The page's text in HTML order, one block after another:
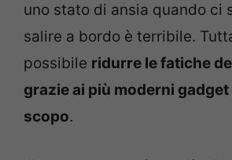
uno stato di ansia quando ci
salire a bordo è terribile.
possibile ridurre le fatiche
grazie ai più moderni
scopo.